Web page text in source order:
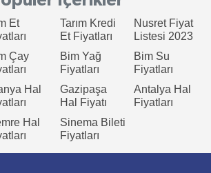
Et
Tarım Kredi
Et Fiyatları
Nusret Fiyat
Listesi 2023
Çay
Bim Yağ
Fiyatları
Bim Su
Fiyatları
Hal
Gazipaşa
Hal Fiyatı
Antalya Hal
Fiyatları
Hal
Sinema Bileti
Fiyatları